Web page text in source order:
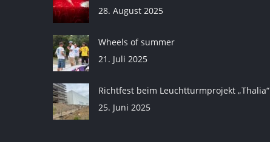
28. August 2025
Wheels of summer
21. Juli 2025
Richtfest beim Leuchtturmprojekt „Thalia“
25. Juni 2025